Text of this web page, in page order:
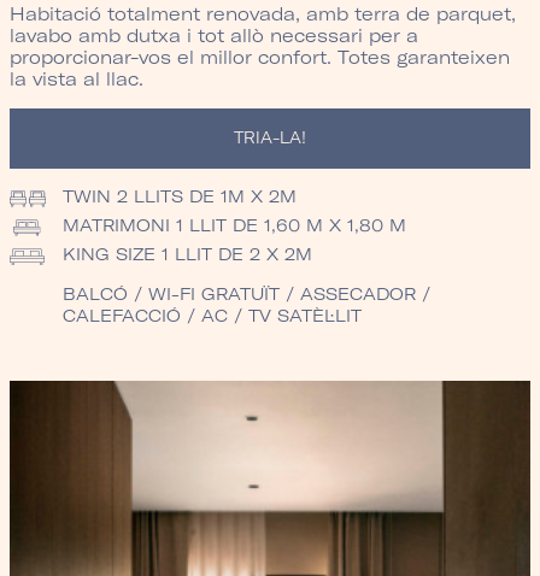
Habitació totalment renovada, amb terra de parquet,
lavabo amb dutxa i tot allò necessari per a
proporcionar-vos el millor confort. Totes garanteixen
la vista al llac.
TRIA-LA!
TWIN 2 LLITS DE 1M X 2M
MATRIMONI 1 LLIT DE 1,60 M X 1,80 M
KING SIZE 1 LLIT DE 2 X 2M
BALCÓ / WI-FI GRATUÏT / ASSECADOR /
CALEFACCIÓ / AC / TV SATÈL·LIT